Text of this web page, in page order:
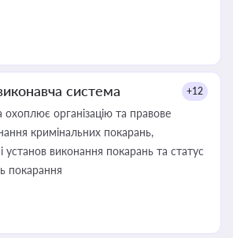
система +12
охоплює організацію та правове
кримінальних покарань,
і установ виконання покарань та статус
покарання